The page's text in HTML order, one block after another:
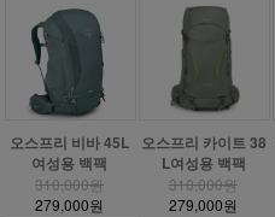
오스프리 비바 45L
여성용 백팩
310,000원
279,000원
오스프리 카이트 38
L여성용 백팩
310,000원
279,000원